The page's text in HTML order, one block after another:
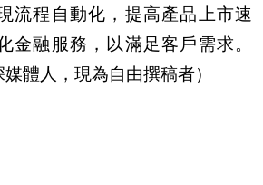
流程自動化，提高產品上市速
金融服務，以滿足客戶需求。
體人，現為自由撰稿者）